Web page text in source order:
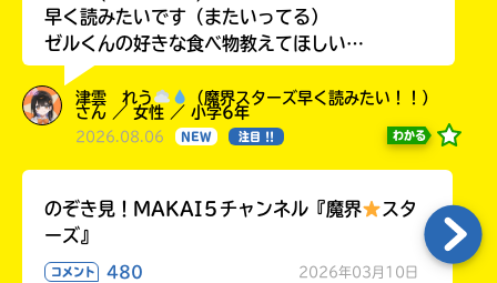
早く読みたいです（またいってる）
ゼルくんの好きな食べ物教えてほしい…
津雲 れう
（魔界スターズ早く読みたい！！）
さん ／ 女性 ／ 小学6年
2026.08.06 NEW 注目 !! わかる
のぞき見！MAKAI５チャンネル『魔界
スタ
ーズ』
コメント 480 2026年03月10日